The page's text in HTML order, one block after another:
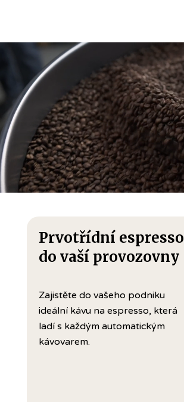
Prvotřídní espresso
do vaší provozovny
Zajistěte do vašeho podniku
ideální kávu na espresso, která
ladí s každým automatickým
kávovarem.